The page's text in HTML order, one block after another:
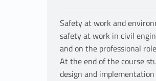
Safety at work and
safety at work in civil
and on the professional
At the end of the course
design and